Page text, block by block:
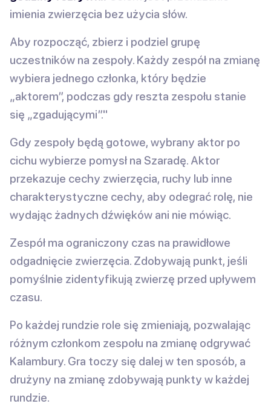
imienia zwierzęcia bez użycia słów.
Aby rozpocząć, zbierz i podziel grupę
uczestników na zespoły. Każdy zespół na zmianę
wybiera jednego członka, który będzie
„aktorem”, podczas gdy reszta zespołu stanie
się „zgadującymi”."
Gdy zespoły będą gotowe, wybrany aktor po
cichu wybierze pomysł na Szaradę. Aktor
przekazuje cechy zwierzęcia, ruchy lub inne
charakterystyczne cechy, aby odegrać rolę, nie
wydając żadnych dźwięków ani nie mówiąc.
Zespół ma ograniczony czas na prawidłowe
odgadnięcie zwierzęcia. Zdobywają punkt, jeśli
pomyślnie zidentyfikują zwierzę przed upływem
czasu.
Po każdej rundzie role się zmieniają, pozwalając
różnym członkom zespołu na zmianę odgrywać
Kalambury. Gra toczy się dalej w ten sposób, a
drużyny na zmianę zdobywają punkty w każdej
rundzie.